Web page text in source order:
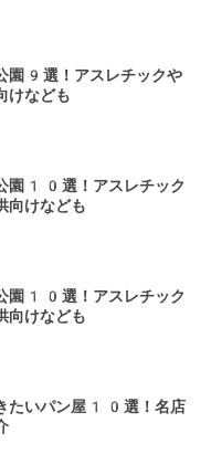
園9選！アスレチックや
けなども
園10選！アスレチック
向けなども
園10選！アスレチック
向けなども
たいパン屋10選！名店